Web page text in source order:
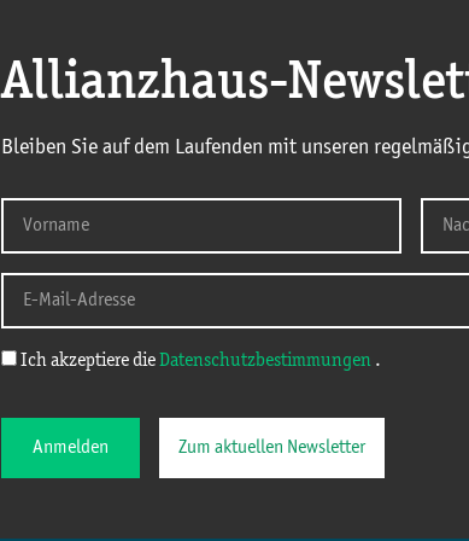
Allianzhaus-
Bleiben Sie auf dem Laufenden mit unseren
Ich akzeptiere die Datenschutzbestimmungen .
Anmelden Zum aktuellen Newsletter